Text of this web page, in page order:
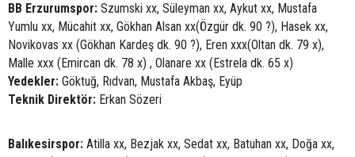
BB Erzurumspor: Szumski xx, Süleyman xx, Aykut xx, Mustafa
Yumlu xx, Mücahit xx, Gökhan Alsan xx(Özgür dk. 90 ?), Hasek xx,
Novikovas xx (Gökhan Kardeş dk. 90 ?), Eren xxx(Oltan dk. 79 x),
Malle xxx (Emircan dk. 78 x) , Olanare xx (Estrela dk. 65 x)
Yedekler: Göktuğ, Rıdvan, Mustafa Akbaş, Eyüp
Teknik Direktör: Erkan Sözeri
Balıkesirspor: Atilla xx, Bezjak xx, Sedat xx, Batuhan xx, Doğa xx,